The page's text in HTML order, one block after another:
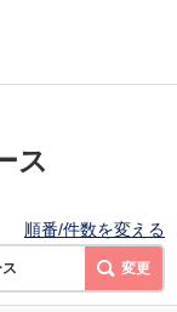
ス
順番/件数を変える
変更